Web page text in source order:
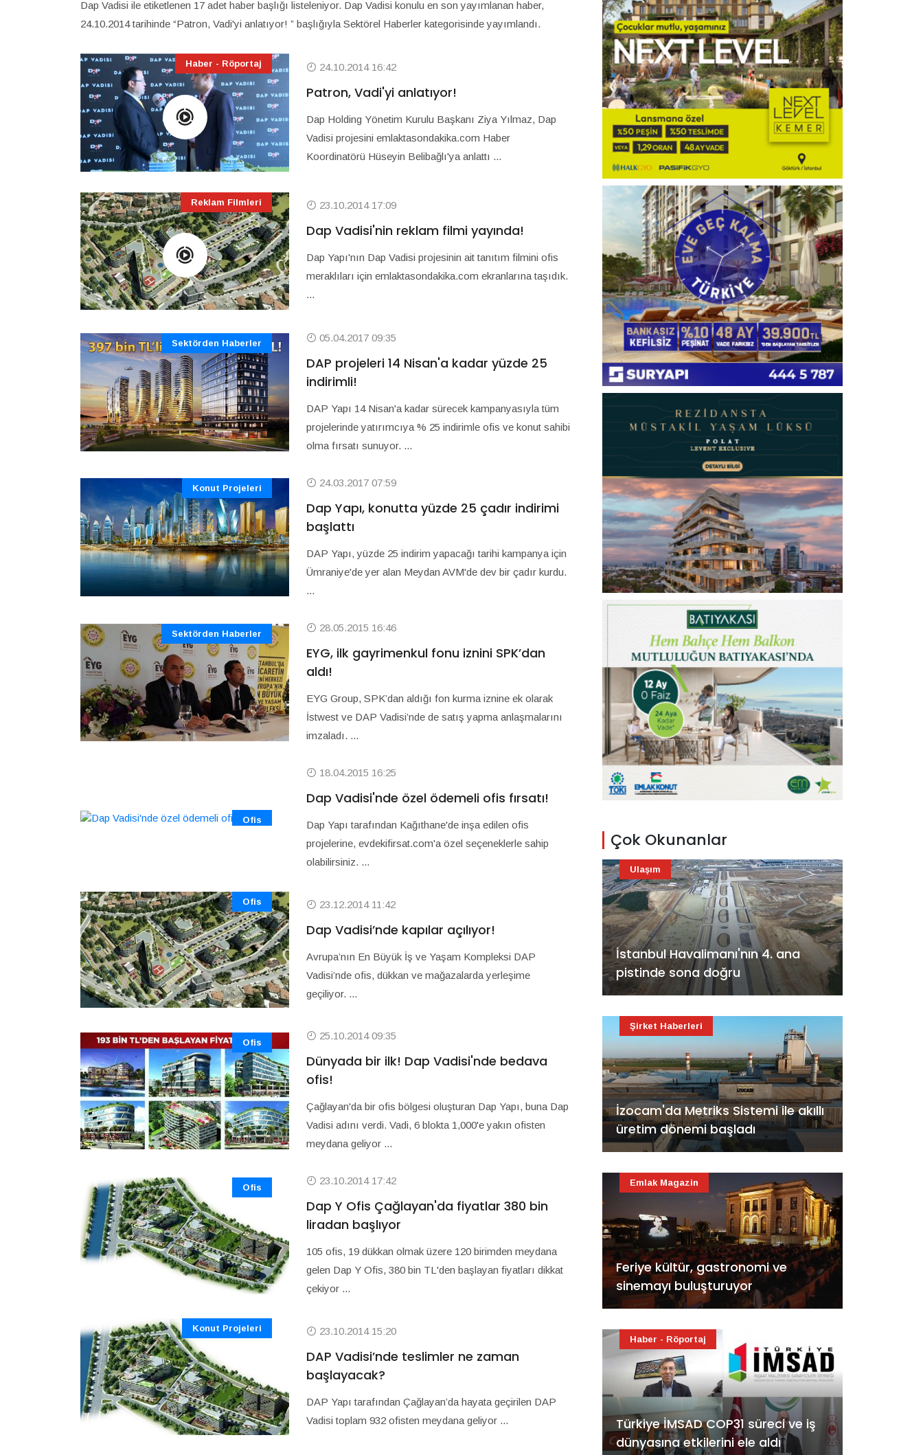
Dap Vadisi ile etiketlenen 17 adet haber başlığı listeleniyor. Dap Vadisi konulu en son yayımlanan haber,
24.10.2014 tarihinde “Patron, Vadi'yi anlatıyor! ” başlığıyla Sektörel Haberler kategorisinde yayımlandı.
Haber - Röportaj 24.10.2014 16:42
Patron, Vadi'yi anlatıyor!
Dap Holding Yönetim Kurulu Başkanı Ziya Yılmaz, Dap
Vadisi projesini emlaktasondakika.com Haber
Koordinatörü Hüseyin Belibağlı'ya anlattı ...
Reklam Filmleri 23.10.2014 17:09
Dap Vadisi'nin reklam filmi yayında!
Dap Yapı'nın Dap Vadisi projesinin ait tanıtım filmini ofis
meraklıları için emlaktasondakika.com ekranlarına taşıdık.
...
Sektörden Haberler 05.04.2017 09:35
DAP projeleri 14 Nisan'a kadar yüzde 25
indirimli!
DAP Yapı 14 Nisan'a kadar sürecek kampanyasıyla tüm
projelerinde yatırımcıya % 25 indirimle ofis ve konut sahibi
olma fırsatı sunuyor. ...
Konut Projeleri 24.03.2017 07:59
Dap Yapı, konutta yüzde 25 çadır indirimi
başlattı
DAP Yapı, yüzde 25 indirim yapacağı tarihi kampanya için
Ümraniye'de yer alan Meydan AVM'de dev bir çadır kurdu.
...
Sektörden Haberler
28.05.2015 16:46
EYG, ilk gayrimenkul fonu iznini SPK’dan
aldı!
EYG Group, SPK’dan aldığı fon kurma iznine ek olarak
İstwest ve DAP Vadisi’nde de satış yapma anlaşmalarını
imzaladı. ...
Ofis
18.04.2015 16:25
Dap Vadisi'nde özel ödemeli ofis fırsatı!
Dap Yapı tarafından Kağıthane'de inşa edilen ofis
projelerine, evdekifirsat.com'a özel seçeneklerle sahip
olabilirsiniz. ...
Ofis 23.12.2014 11:42
Dap Vadisi’nde kapılar açılıyor!
Avrupa’nın En Büyük İş ve Yaşam Kompleksi DAP
Vadisi’nde ofis, dükkan ve mağazalarda yerleşime
geçiliyor. ...
Ofis
25.10.2014 09:35
Dünyada bir ilk! Dap Vadisi'nde bedava
ofis!
Çağlayan'da bir ofis bölgesi oluşturan Dap Yapı, buna Dap
Vadisi adını verdi. Vadi, 6 blokta 1,000'e yakın ofisten
meydana geliyor ...
Ofis
23.10.2014 17:42
Dap Y Ofis Çağlayan'da fiyatlar 380 bin
liradan başlıyor
105 ofis, 19 dükkan olmak üzere 120 birimden meydana
gelen Dap Y Ofis, 380 bin TL'den başlayan fiyatları dikkat
çekiyor ...
Konut Projeleri 23.10.2014 15:20
DAP Vadisi’nde teslimler ne zaman
başlayacak?
DAP Yapı tarafından Çağlayan’da hayata geçirilen DAP
Vadisi toplam 932 ofisten meydana geliyor ...
Çok Okunanlar
İstanbul Havalimanı'nın 4. ana
pistinde sona doğru
Ulaşım
İzocam'da Metriks Sistemi ile akıllı
üretim dönemi başladı
Şirket Haberleri
Feriye kültür, gastronomi ve
sinemayı buluşturuyor
Emlak Magazin
Türkiye İMSAD COP31 süreci ve iş
dünyasına etkilerini ele aldı
Haber - Röportaj